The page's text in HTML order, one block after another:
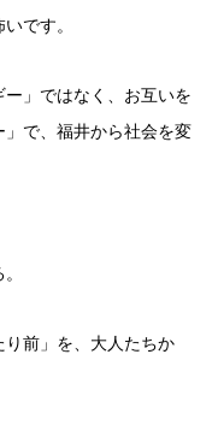
です。
」ではなく、お互いを
で、福井から社会を変
前」を、大人たちか